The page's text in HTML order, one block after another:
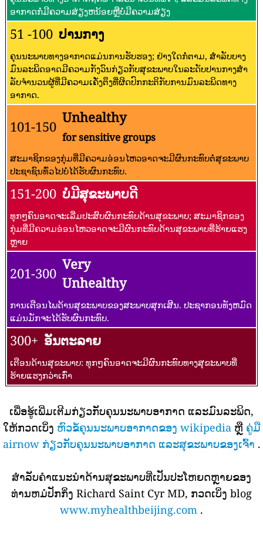
ອາກາດກໍ່ມີຄວາມສ່ຽງຫນ້ອຍຫຼືບໍ່ມີຄວາມສ່ຽງ
51 -100 ປານກາງ
ຄຸນນະພາບທາງອາກາດແມ່ນການຮັບຮອງ; ຢ່າງໃດກໍ່ຕາມ, ສໍາລັບບາງ
ມົນລະພິດອາດມີຄວາມກັງວົນກ່ຽວກັບສຸຂະພາບໃນລະດັບປານກາງສໍາ
ລັບຈໍານວນຜູ້ທີ່ມີຄວາມເຄັ່ງຕຶງທີ່ຜິດປົກກະຕິກັບການມົນລະພິດທາງ
ອາກາດ.
101-150
Unhealthy
for sensitive groups
ສະມາຊິກຂອງກຸ່ມທີ່ມີຄວາມອ່ອນໄຫວອາດຈະມີຜົນກະທົບຕໍ່ສຸຂະພາບ
ປະຊາຊົນທົ່ວໄປບໍ່ໄດ້ຮັບຜົນກະທົບ.
151-200 ບໍ່ມີສຸຂະພາບດີ
ທຸກໆຄົນອາດຈະເລີ່ມປະສົບຜົນກະທົບດ້ານສຸຂະພາບ; ສະມາຊິກຂອງ
ກຸ່ມທີ່ມີຄວາມອ່ອນໄຫວອາດຈະມີຜົນກະທົບດ້ານສຸຂະພາບທີ່ຮ້າຍແຮງ
ຫຼາຍ
201-300
Very
Unhealthy
ການເຕືອນໄພດ້ານສຸຂະພາບຂອງສະພາບສຸກເສີນ. ປະຊາກອນທັງຫມົດ
ແມ່ນມັກຈະໄດ້ຮັບຜົນກະທົບ.
300+ ອັນຕະລາຍ
ເຕືອນດ້ານສຸຂະພາບ: ທຸກໆຄົນອາດຈະມີຜົນກະທົບທາງສຸຂະພາບທີ່
ຮ້າຍແຮງກວ່າເກົ່າ
ເພື່ອຮູ້ເພີ່ມເຕີມກ່ຽວກັບຄຸນນະພາບອາກາດ ແລະມົນລະພິດ,
ໃຫ້ກວດເບິ່ງ ຫົວຂໍ້ຄຸນນະພາບອາກາດຂອງ wikipediaຫຼື ຄູ່ມື
airnow ກ່ຽວກັບຄຸນນະພາບອາກາດ ແລະສຸຂະພາບຂອງເຈົ້າ .
ສໍາລັບຄໍາແນະນໍາດ້ານສຸຂະພາບທີ່ເປັນປະໂຫຍດຫຼາຍຂອງ
ທ່ານຫມໍປັກກິ່ງ Richard Saint Cyr MD, ກວດເບິ່ງ blog
www.myhealthbeijing.com .